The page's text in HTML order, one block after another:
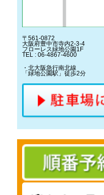
〒561-0872
大阪府豊中市寺内2-3-4
フローレス緑地公園1F
TEL : 06-4867-4600
・北大阪急行南北線
「緑地公園駅」徒歩2分